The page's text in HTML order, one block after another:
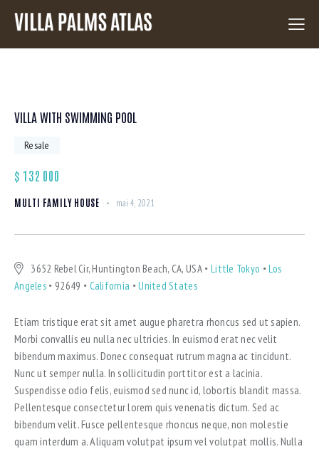
VILLA WITH SWIMMING POOL
Resale
$ 132 000
MULTI FAMILY HOUSE mai 4, 2021
3652 Rebel Cir, Huntington Beach, CA, USA Little Tokyo
Los
Angeles
92649 California United States
Etiam tristique erat sit amet augue pharetra rhoncus sed ut sapien.
Morbi convallis eu nulla nec ultricies. In euismod erat nec velit
bibendum maximus. Donec consequat rutrum magna ac tincidunt.
Nunc ut semper nulla. In sollicitudin porttitor est a lacinia.
Suspendisse odio felis, euismod sed nunc id, lobortis blandit massa.
Pellentesque consectetur lorem quis venenatis dictum. Sed ac
bibendum velit. Fusce pellentesque rhoncus neque, non molestie
quam interdum a. Aliquam volutpat ipsum vel volutpat mollis. Nulla